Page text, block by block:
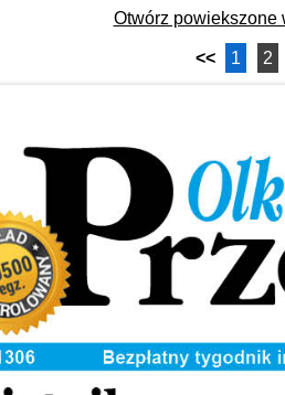
Otwórz powiekszone
<< 1 2